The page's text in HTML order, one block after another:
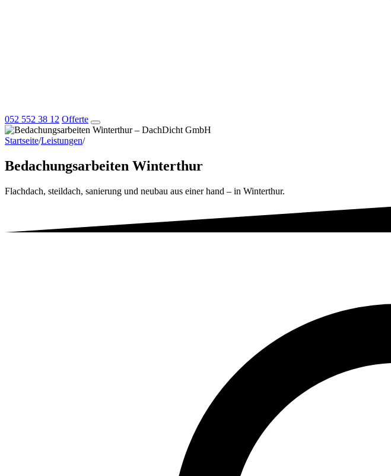
052 552 38 12 Offerte
Startseite/Leistungen/Bedachungsarbeiten Winterthur
Bedachungsarbeiten Winterthur
Flachdach, steildach, sanierung und neubau aus einer hand – in Winterthur.